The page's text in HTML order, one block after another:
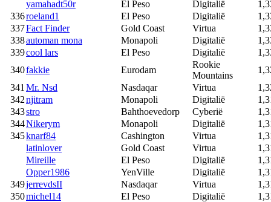
yamahadt50r
El Peso Digitalië
336roeland1 El Peso Digitalië
337Fact Finder Gold Coast Virtua
338automan mona Monapoli Digitalië
339cool lars El Peso Digitalië
340fakkie Eurodam
Rookie
Mountains
341 Mr. Nsd Nasdaqar Virtua
342njitram Monapoli Digitalië
343stro Bahthoevedorp Cyberië
344Nikerym Monapoli Digitalië
345knarf84 Cashington Virtua
latinlover
Gold Coast Virtua
Mireille
El Peso Digitalië
Opper1986
YenVille Digitalië
349jerrevdsII Nasdaqar Virtua
350michel14 El Peso Digitalië